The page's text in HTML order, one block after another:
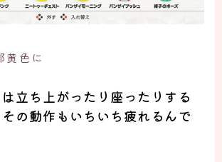
黄色に
立ち上がったり座ったり する
の動作もいちいち疲れるんで